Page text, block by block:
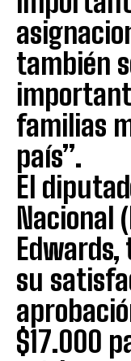
también
familias
país”.
El
Nacional
su
$17.000